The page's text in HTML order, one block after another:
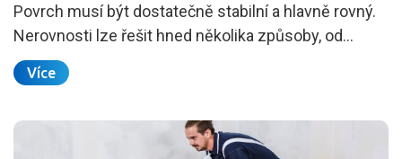
Povrch musí být dostatečně stabilní a hlavně rovný.
Nerovnosti lze řešit hned několika způsoby, od…
Více